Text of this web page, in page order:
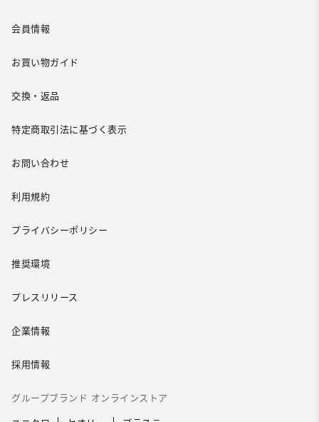
会員情報
お買い物ガイド
交換・返品
特定商取引法に基づく表示
お問い合わせ
利用規約
プライバシーポリシー
推奨環境
プレスリリース
企業情報
採用情報
グループブランド オンラインストア